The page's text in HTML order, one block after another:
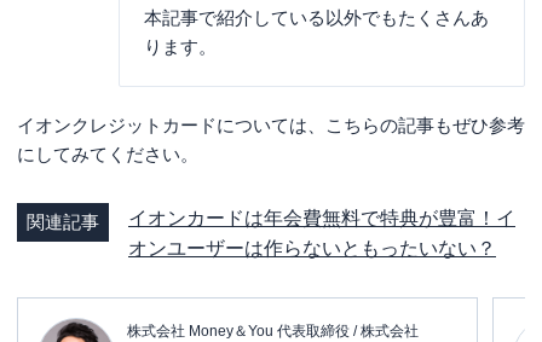
本記事で紹介している以外でもたくさんあ
ります。
イオンクレジットカードについては、こちらの記事もぜひ参考
にしてみてください。
関連記事
イオンカードは年会費無料で特典が豊富！イ
オンユーザーは作らないともったいない？
株式会社 Money＆You 代表取締役 / 株式会社